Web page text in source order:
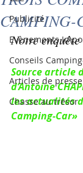
Publicité
Evènements
Conseils
Articles de presse
Chasse au trésor
CAMPING-
Notre
Source article
d’Antoine
les actualités
Camping-Car»